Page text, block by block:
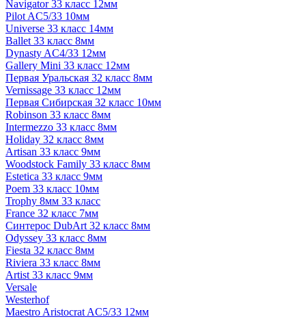
Navigator 33 класс 12мм
Pilot AC5/33 10мм
Universe 33 класс 14мм
Ballet 33 класс 8мм
Dynasty AC4/33 12мм
Gallery Mini 33 класс 12мм
Первая Уральская 32 класс 8мм
Vernissage 33 класс 12мм
Первая Сибирская 32 класс 10мм
Robinson 33 класс 8мм
Intermezzo 33 класс 8мм
Holiday 32 класс 8мм
Artisan 33 класс 9мм
Woodstock Family 33 класс 8мм
Estetica 33 класс 9мм
Poem 33 класс 10мм
Trophy 8мм 33 класс
France 32 класс 7мм
Синтерос DubArt 32 класс 8мм
Odyssey 33 класс 8мм
Fiesta 32 класс 8мм
Riviera 33 класс 8мм
Artist 33 класс 9мм
Versale
Westerhof
Maestro Aristocrat AC5/33 12мм